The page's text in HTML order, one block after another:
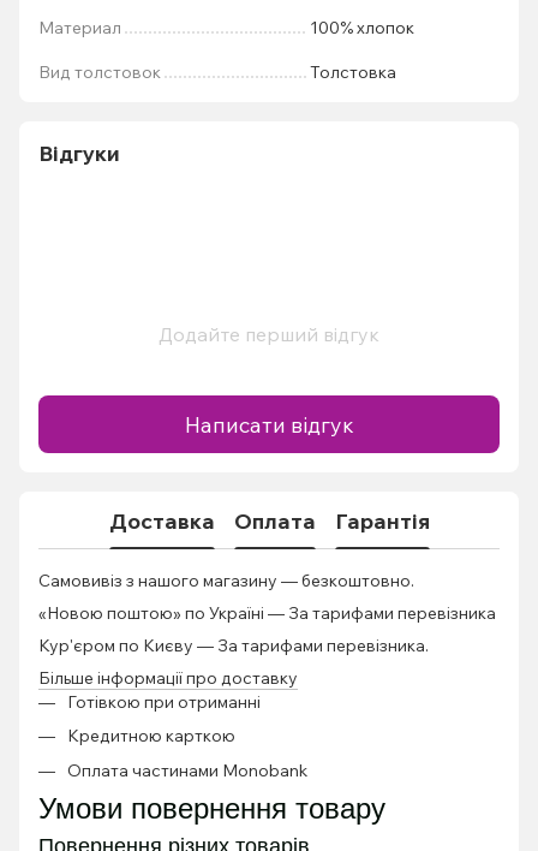
Материал 100% хлопок
Вид толстовок Толстовка
Відгуки
Додайте перший відгук
Написати відгук
Доставка Оплата Гарантія
Самовивіз з нашого магазину — безкоштовно.
«Новою поштою» по Україні — За тарифами перевізника
Кур'єром по Києву — За тарифами перевізника.
Більше інформації про доставку
Готівкою при отриманні
Кредитною карткою
Оплата частинами Monobank
Умови повернення товару